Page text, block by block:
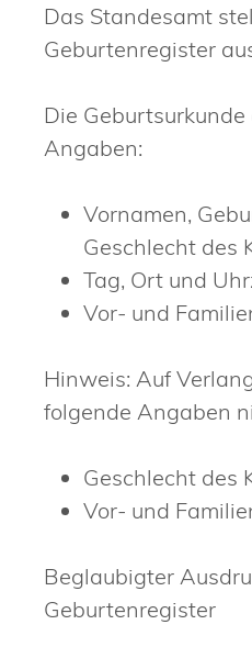
Das Standesamt
Geburtenregister
Die
Angaben:
Vornamen,
Geschlecht des
Tag, Ort und
Vor- und
Hinweis: Auf
folgende Angaben
Geschlecht des
Vor- und
Beglaubigter
Geburtenregister